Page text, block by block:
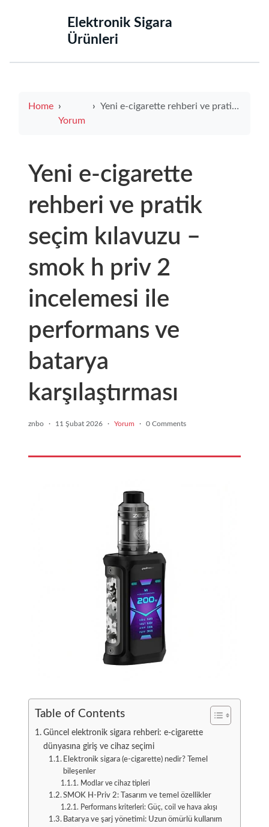
‌Elektronik Sigara
Ürünleri‌
Home
Yorum
Yeni e-cigarette rehberi ve pratik seçim kılavuzu – smok h priv 2 incelemesi ile performans ve batarya karşılaştırması
Yeni e-cigarette
rehberi ve pratik
seçim kılavuzu –
smok h priv 2
incelemesi ile
performans ve
batarya
karşılaştırması
znbo · 11 Şubat 2026 · Yorum · 0 Comments
Table of Contents
Güncel elektronik sigara rehberi: e-cigarette
dünyasına giriş ve cihaz seçimi
Elektronik sigara (e-cigarette) nedir? Temel
bileşenler
Modlar ve cihaz tipleri
SMOK H-Priv 2: Tasarım ve temel özellikler
Performans kriterleri: Güç, coil ve hava akışı
Batarya ve şarj yönetimi: Uzun ömürlü kullanım